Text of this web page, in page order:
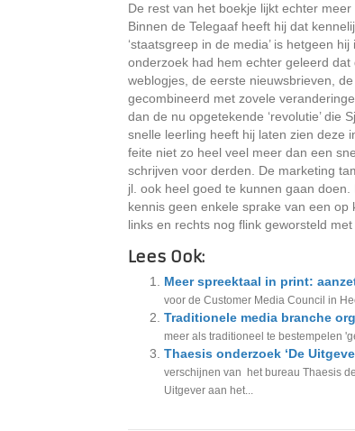
De rest van het boekje lijkt echter
Binnen de Telegaaf heeft hij dat
‘staatsgreep in de media’ is hetgeen
onderzoek had hem echter geleerd
weblogjes, de eerste nieuwsbrieven,
gecombineerd met zovele
dan de nu opgetekende ‘revolutie’ die
snelle leerling heeft hij laten zien deze
feite niet zo heel veel meer dan een
schrijven voor derden. De marketing
jl. ook heel goed te kunnen gaan
kennis geen enkele sprake van een op
links en rechts nog flink geworsteld met
Lees Ook:
Meer spreektaal in print:
voor de Customer Media Council in
Traditionele media branche
meer als traditioneel te bestempelen
Thaesis onderzoek ‘De
verschijnen van het bureau Thaesis
Uitgever aan het...